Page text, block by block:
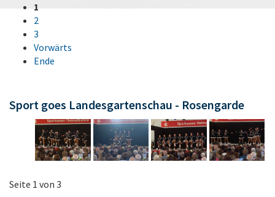
1
2
3
Vorwärts
Ende
Sport goes Landesgartenschau - Rosengarde
Seite 1 von 3